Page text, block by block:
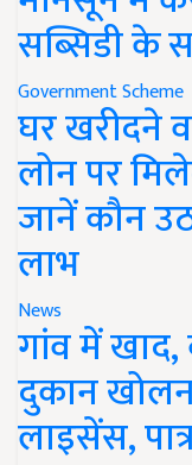
सब्सिडी के
Government Scheme
घर खरीदने
लोन पर
जानें कौन
लाभ
News
गांव में
दुकान
लाइसेंस,